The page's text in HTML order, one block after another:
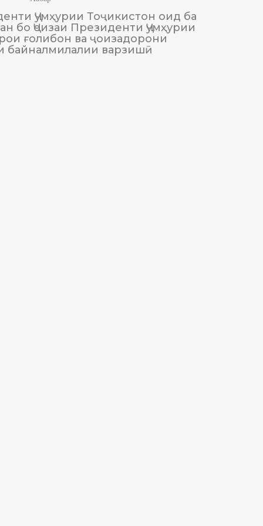
Ҷумҳурии Тоҷикистон оид ба
бо Ҷоизаи Президенти Ҷумҳурии
ғолибон ва ҷоизадорони
байналмилалии варзишӣ